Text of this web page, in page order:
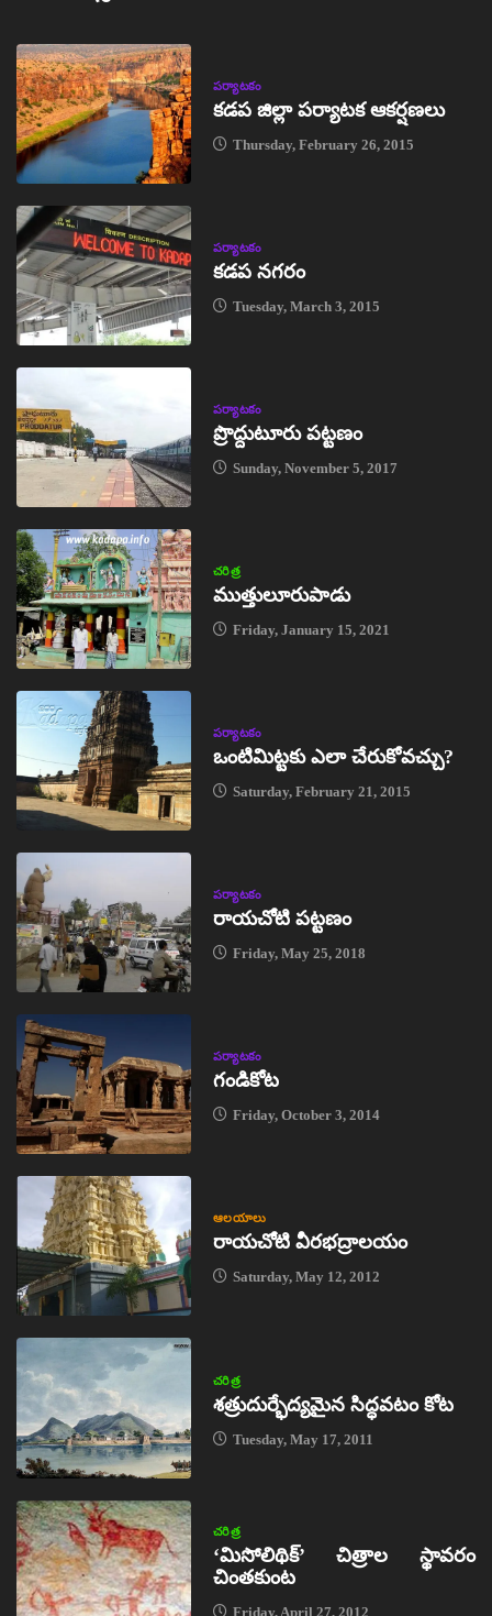
పర్యాటకం
కడప జిల్లా పర్యాటక ఆకర్షణలు
Thursday, February 26, 2015
పర్యాటకం
కడప నగరం
Tuesday, March 3, 2015
పర్యాటకం
ప్రొద్దుటూరు పట్టణం
Sunday, November 5, 2017
చరిత్ర
ముత్తులూరుపాడు
Friday, January 15, 2021
పర్యాటకం
ఒంటిమిట్టకు ఎలా చేరుకోవచ్చు?
Saturday, February 21, 2015
పర్యాటకం
రాయచోటి పట్టణం
Friday, May 25, 2018
పర్యాటకం
గండికోట
Friday, October 3, 2014
ఆలయాలు
రాయచోటి వీరభద్రాలయం
Saturday, May 12, 2012
చరిత్ర
శత్రుదుర్భేద్యమైన సిద్ధవటం కోట
Tuesday, May 17, 2011
చరిత్ర
‘మిసోలిథిక్‌’ చిత్రాల స్థావరం
చింతకుంట
Friday, April 27, 2012